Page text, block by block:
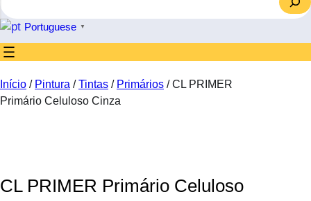
e
a
r
c
Portuguese ▼
Início / Pintura /Tintas / Primários / CL PRIMER
Primário Celuloso Cinza
CL PRIMER Primário Celuloso